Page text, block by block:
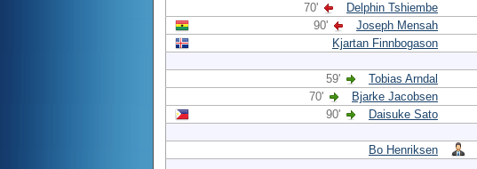
70'
Delphin Tshiembe
90'
Joseph Mensah
Kjartan Finnbogason
59' Tobias Arndal
70'
Bjarke Jacobsen
90'
Daisuke Sato
Bo Henriksen